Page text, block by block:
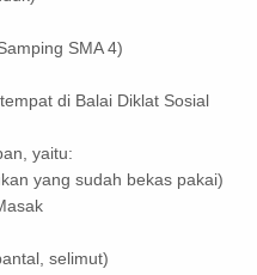
SMA 4)
di Balai Diklat Sosial
yaitu:
yang sudah bekas pakai)
selimut)